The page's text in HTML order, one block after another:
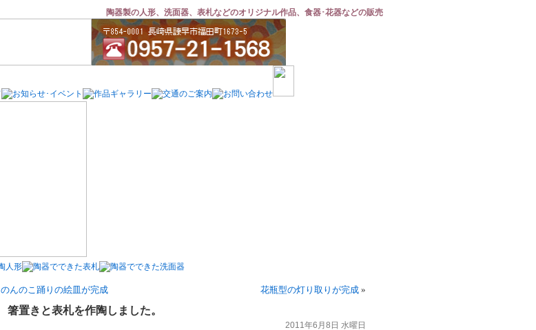
陶器製の人形、洗面器、表札などのオリジナル作品、食器･花器などの販売
のんのこ踊りの絵皿が完成 花瓶型の灯り取りが完成 »
箸置きと表札を作陶しました。
2011年6月8日 水曜日